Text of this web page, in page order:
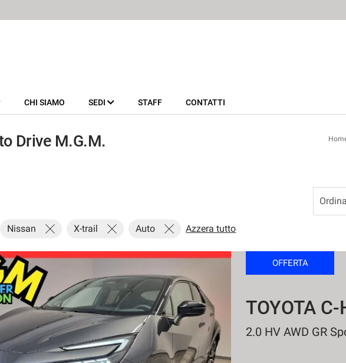
CHI SIAMO SEDI STAFF CONTATTI
Drive M.G.M.
Nissan X-trail Auto Azzera tutto
OFFERTA
TOYOTA C-
2.0 HV AWD GR